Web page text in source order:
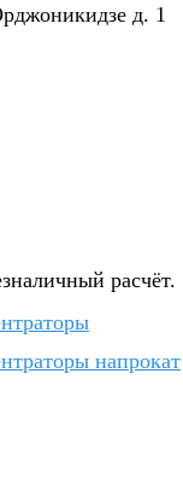
д. 1
расчёт.
напрокат